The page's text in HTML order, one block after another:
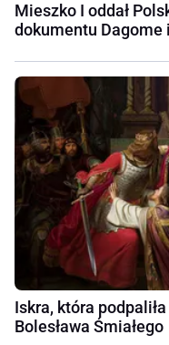
Mieszko I oddał
dokumentu Dagome
Iskra, która
Bolesława Śmiałego